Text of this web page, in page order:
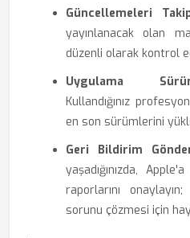
Güncellemeleri
yayınlanacak olan
düzenli olarak kontrol
Uygulama
Kullandığınız
en son sürümlerini
Geri Bildirim
yaşadığınızda,
raporlarını
sorunu çözmesi için